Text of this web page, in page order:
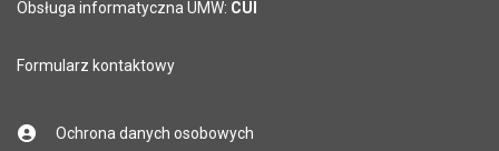
Pole wymagane
Obsługa informatyczna UMW: CUI
Formularz kontaktowy
Ochrona danych osobowych